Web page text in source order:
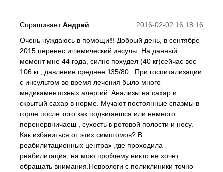
2016-02-02 16:18:16
СпрашиваетАндрей:
Очень нуждаюсь в помощи!!! Добрый день, в сентябре
2015 перенес ишемический инсульт. На данный
момент мне 44 года, силно похудел (40 кг)сейчас вес
106 кг., давление среднее 135/80 . При госпитализации
с инсультом во время лечения было много
медикаментозных алергий. Анализы на сахар и
скрытый сахар в норме. Мучают постоянные спазмы в
горле после того как подвигаешся или немного
перенервничаеш , сухость в ротовой полости и носу.
Как избавиться от этих симптомов? В
реабилитационных центрах ,где проходила
реабилитация, на мою проблему никто не хочет
обращать внимания.Неврологи с поликлиники точно